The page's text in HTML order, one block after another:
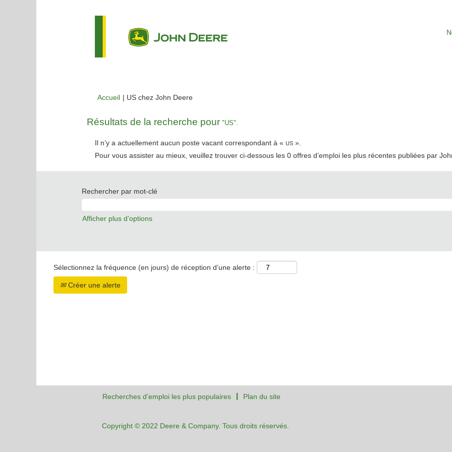
Accueil | US chez John Deere(page
Résultats de la recherche pour "US".
Il n’y a actuellement aucun poste vacant correspondant à « US ».
Pour vous assister au mieux, veuillez trouver ci-dessous les 0 offres d’emploi les plus récentes publiées par
Rechercher par mot-clé
Afficher plus d’options
Sélectionnez la fréquence (en jours) de réception d’une alerte :
Créer une alerte
Recherches d’emploi les plus populaires Plan du site
Copyright © 2022 Deere & Company. Tous droits réservés.